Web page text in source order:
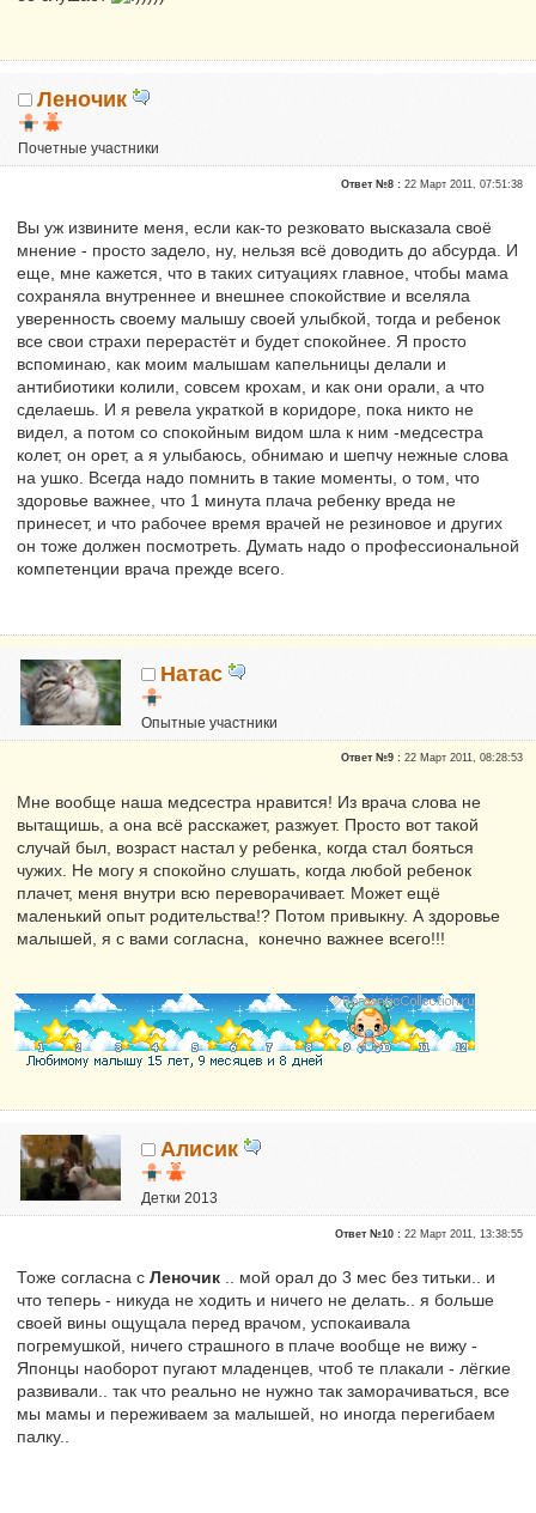
Леночик
Почетные участники
Ответ №8 :22 Март 2011, 07:51:38
Вы уж извините меня, если как-то резковато высказала своё
мнение - просто задело, ну, нельзя всё доводить до абсурда. И
еще, мне кажется, что в таких ситуациях главное, чтобы мама
сохраняла внутреннее и внешнее спокойствие и вселяла
уверенность своему малышу своей улыбкой, тогда и ребенок
все свои страхи перерастёт и будет спокойнее. Я просто
вспоминаю, как моим малышам капельницы делали и
антибиотики колили, совсем крохам, и как они орали, а что
сделаешь. И я ревела украткой в коридоре, пока никто не
видел, а потом со спокойным видом шла к ним -медсестра
колет, он орет, а я улыбаюсь, обнимаю и шепчу нежные слова
на ушко. Всегда надо помнить в такие моменты, о том, что
здоровье важнее, что 1 минута плача ребенку вреда не
принесет, и что рабочее время врачей не резиновое и других
он тоже должен посмотреть. Думать надо о профессиональной
компетенции врача прежде всего.
Натаc
Опытные участники
Ответ №9 :22 Март 2011, 08:28:53
Мне вообще наша медсестра нравится! Из врача слова не
вытащишь, а она всё расскажет, разжует. Просто вот такой
случай был, возраст настал у ребенка, когда стал бояться
чужих. Не могу я спокойно слушать, когда любой ребенок
плачет, меня внутри всю переворачивает. Может ещё
маленький опыт родительства!? Потом привыкну. А здоровье
малышей, я с вами согласна, конечно важнее всего!!!
Алисик
Детки 2013
Репутация:
Ответ №10 :22 Март 2011, 13:38:55
Тоже согласна с Леночик
.. мой орал до 3 мес без титьки.. и
что теперь - никуда не ходить и ничего не делать.. я больше
своей вины ощущала перед врачом, успокаивала
погремушкой, ничего страшного в плаче вообще не вижу -
Японцы наоборот пугают младенцев, чтоб те плакали - лёгкие
развивали.. так что реально не нужно так заморачиваться, все
мы мамы и переживаем за малышей, но иногда перегибаем
палку..